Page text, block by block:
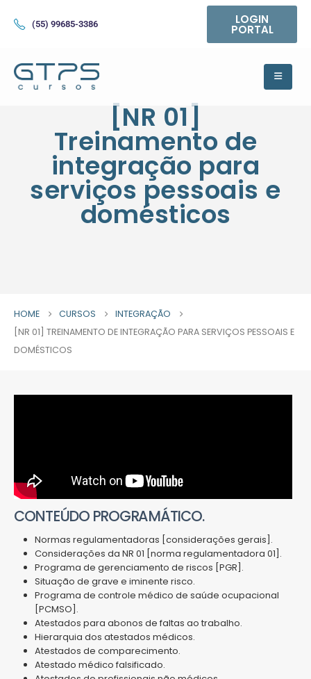
(55) 99685-3386 LOGIN
PORTAL
[NR 01]
Treinamento de
integração para
serviços pessoais e
domésticos
HOME CURSOS
INTEGRAÇÃO
[NR 01] TREINAMENTO DE INTEGRAÇÃO PARA SERVIÇOS PESSOAIS E
DOMÉSTICOS
CONTEÚDO PROGRAMÁTICO.
Normas regulamentadoras [considerações gerais].
Considerações da NR 01 [norma regulamentadora 01].
Programa de gerenciamento de riscos [PGR].
Situação de grave e iminente risco.
Programa de controle médico de saúde ocupacional
[PCMSO].
Atestados para abonos de faltas ao trabalho.
Hierarquia dos atestados médicos.
Atestados de comparecimento.
Atestado médico falsificado.